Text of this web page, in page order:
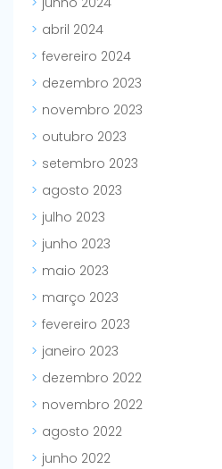
abril 2024
fevereiro 2024
dezembro 2023
novembro 2023
outubro 2023
setembro 2023
agosto 2023
julho 2023
junho 2023
maio 2023
março 2023
fevereiro 2023
janeiro 2023
dezembro 2022
novembro 2022
agosto 2022
junho 2022